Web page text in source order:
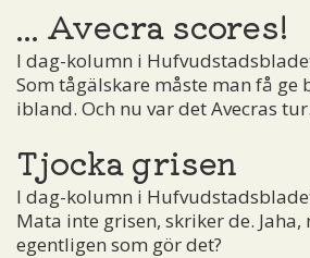
... Avecra scores!
I dag-kolumn i
Som tågälskare måste man få
ibland. Och nu var det Avecras tur.
Tjocka grisen
I dag-kolumn i
Mata inte grisen, skriker de. Jaha,
egentligen som gör det?